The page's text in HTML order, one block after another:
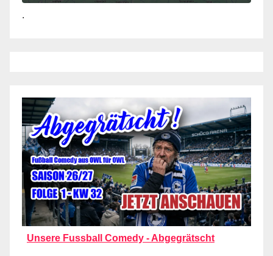
.
Unsere Fussball Comedy - Abgegrätscht